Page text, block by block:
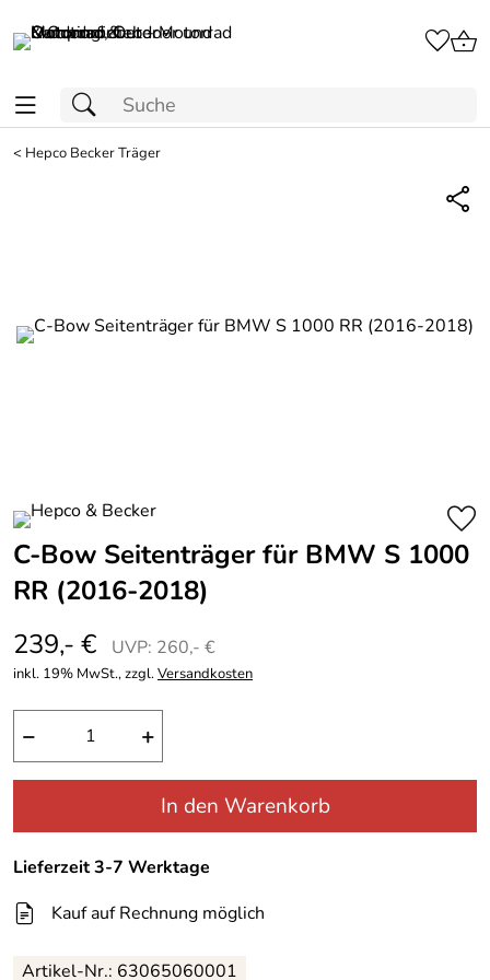
< Hepco Becker Träger
C-Bow Seitenträger für BMW S 1000
RR (2016-2018)
239,- €
UVP: 260,- €
inkl. 19% MwSt., zzgl.Versandkosten
− +
In den Warenkorb
Lieferzeit 3-7 Werktage
Kauf auf Rechnung möglich
Artikel-Nr.: 63065060001